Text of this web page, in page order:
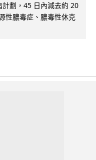
劃，45 日內減去約 20
性膿毒症、膿毒性休克